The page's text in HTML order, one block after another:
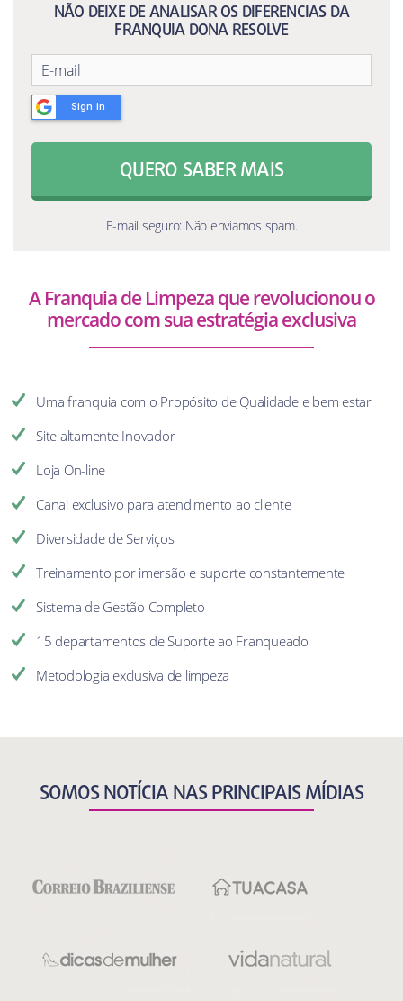
NÃO DEIXE DE ANALISAR OS DIFERENCIAS DA
FRANQUIA DONA RESOLVE
Sign in
QUERO SABER MAIS
E-mail seguro: Não enviamos spam.
A Franquia de Limpeza que revolucionou o
mercado com sua estratégia exclusiva
Uma franquia com o Propósito de Qualidade e bem estar
Site altamente Inovador
Loja On-line
Canal exclusivo para atendimento ao cliente
Diversidade de Serviços
Treinamento por imersão e suporte constantemente
Sistema de Gestão Completo
15 departamentos de Suporte ao Franqueado
Metodologia exclusiva de limpeza
SOMOS NOTÍCIA NAS PRINCIPAIS MÍDIAS